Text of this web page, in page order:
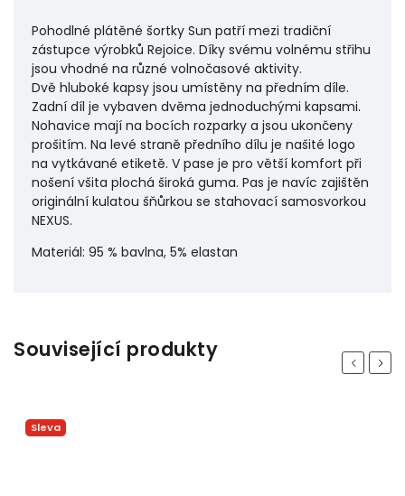
Pohodlné plátěné šortky Sun patří mezi tradiční
zástupce výrobků Rejoice. Díky svému volnému střihu
jsou vhodné na různé volnočasové aktivity.
Dvě hluboké kapsy jsou umístěny na předním díle.
Zadní díl je vybaven dvěma jednoduchými kapsami.
Nohavice mají na bocích rozparky a jsou ukončeny
prošitím. Na levé straně předního dílu je našité logo
na vytkávané etiketě. V pase je pro větší komfort při
nošení všita plochá široká guma. Pas je navíc zajištěn
originální kulatou šňůrkou se stahovací samosvorkou
NEXUS.
Materiál: 95 % bavlna, 5% elastan
Související produkty Previous
Sleva
Next